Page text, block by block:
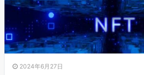
2024年6月27日